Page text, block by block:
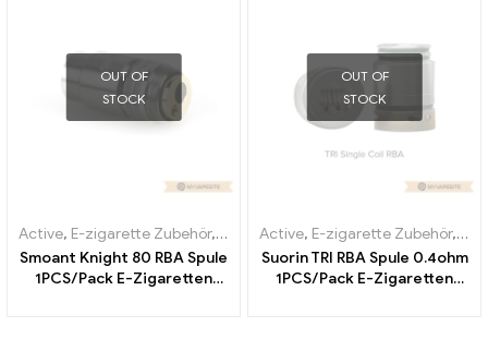
OUT OF
STOCK
Active, E-zigarette Zubehör, Verdampfer
Smoant Knight 80 RBA Spule
1PCS/Pack E-Zigaretten
OUT OF
STOCK
Active, E-zigarette Zubehör,
Suorin TRI RBA Spule 0.4ohm
1PCS/Pack E-Zigaretten